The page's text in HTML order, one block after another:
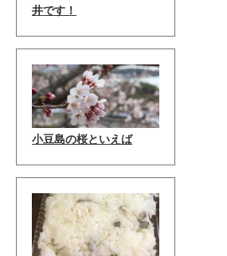
井です！
小豆島の桜といえば